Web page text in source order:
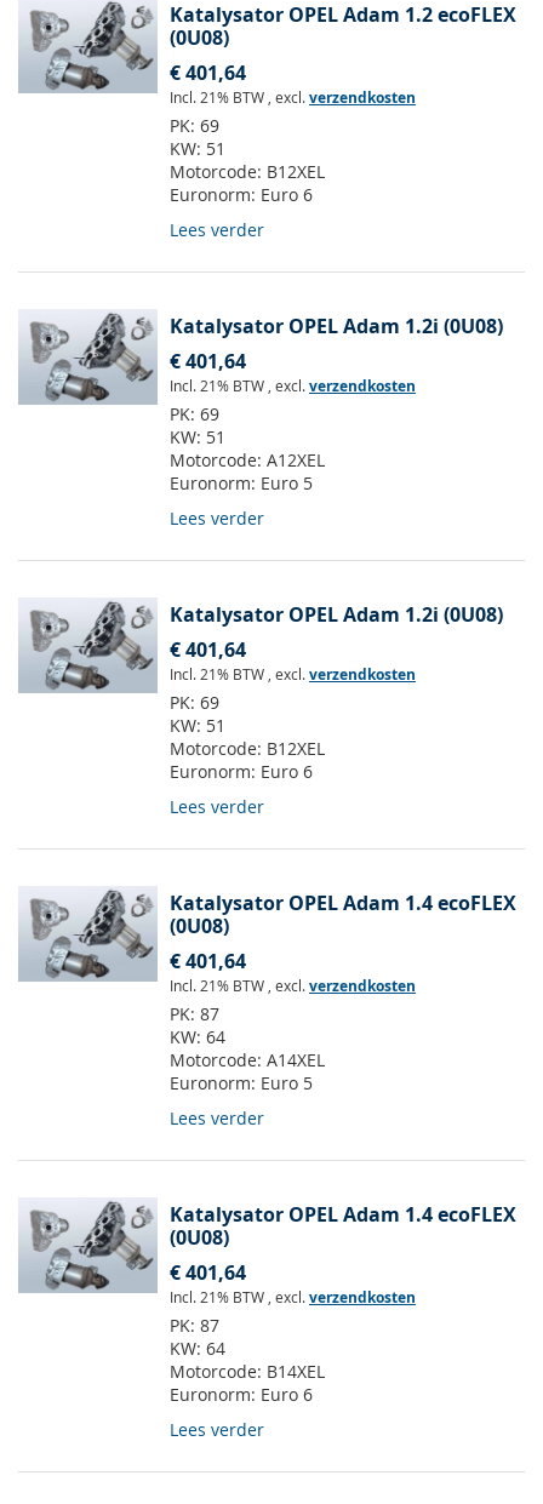
Katalysator OPEL Adam 1.2 ecoFLEX
(0U08)
€ 401,64
Incl. 21% BTW , excl.verzendkosten
PK: 69
KW: 51
Motorcode: B12XEL
Euronorm: Euro 6
Lees verder
Katalysator OPEL Adam 1.2i (0U08)
€ 401,64
Incl. 21% BTW , excl.verzendkosten
PK: 69
KW: 51
Motorcode: A12XEL
Euronorm: Euro 5
Lees verder
Katalysator OPEL Adam 1.2i (0U08)
€ 401,64
Incl. 21% BTW , excl.verzendkosten
PK: 69
KW: 51
Motorcode: B12XEL
Euronorm: Euro 6
Lees verder
Katalysator OPEL Adam 1.4 ecoFLEX
(0U08)
€ 401,64
Incl. 21% BTW , excl.verzendkosten
PK: 87
KW: 64
Motorcode: A14XEL
Euronorm: Euro 5
Lees verder
Katalysator OPEL Adam 1.4 ecoFLEX
(0U08)
€ 401,64
Incl. 21% BTW , excl.verzendkosten
PK: 87
KW: 64
Motorcode: B14XEL
Euronorm: Euro 6
Lees verder